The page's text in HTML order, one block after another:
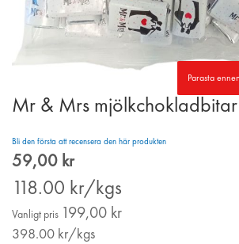
Parasta
Skip
of
the
images
gallery
Mr & Mrs
Bli den första att recensera den här produkten
Special
59,00 kr
118.00 kr/kgs
Vanligt pris 199,00 kr
398.00 kr/kgs